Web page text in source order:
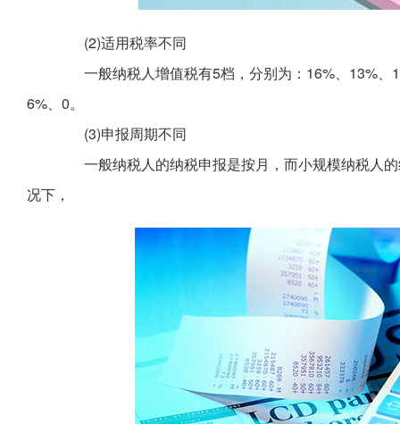
(2)适用税率不同
一般纳税人增值税有5档，分别为：16%、13%、
6%、0。
(3)申报周期不同
一般纳税人的纳税申报是按月，而小规模纳税人的
况下，